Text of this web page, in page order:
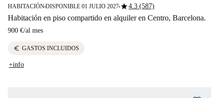
HABITACIÓN■DISPONIBLE 01 JULIO 2027■star4.3 (587)
Habitación en piso compartido en alquiler en Centro, Barcelona.
900 €/al mes
euro GASTOS INCLUIDOS
+info